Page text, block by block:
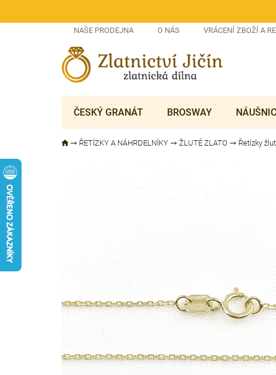
NAŠE PRODEJNA O NÁS VRÁCENÍ ZBOŽÍ A
ČESKÝ GRANÁT BROSWAY
ŘETÍZKY A NÁHRDELNÍKY ŽLUTÉ ZLATO Řetízky